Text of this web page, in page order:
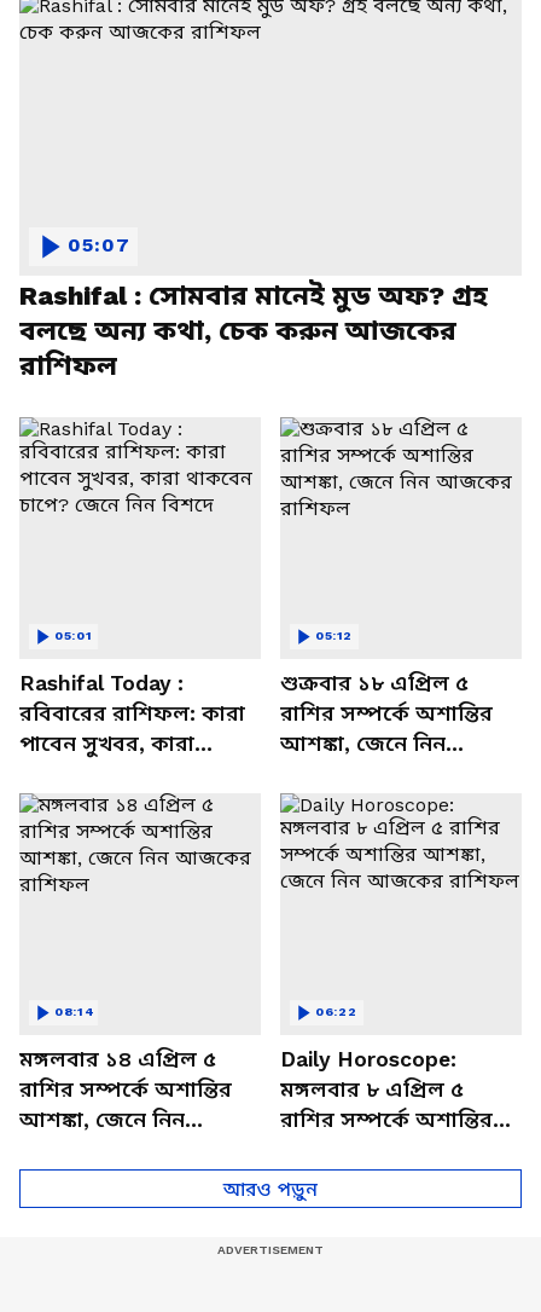
Rashifal : সোমবার মানেই মুড অফ? গ্রহ
বলছে অন্য কথা, চেক করুন আজকের
রাশিফল
05:07
Rashifal Today :
রবিবারের রাশিফল: কারা
পাবেন সুখবর, কারা
বিশদে
05:01
শুক্রবার ১৮ এপ্রিল ৫
রাশির সম্পর্কে অশান্তির
আশঙ্কা, জেনে নিন
05:12
মঙ্গলবার ১৪ এপ্রিল ৫
রাশির সম্পর্কে অশান্তির
আশঙ্কা, জেনে নিন
08:14
Daily Horoscope:
মঙ্গলবার ৮ এপ্রিল ৫
রাশির সম্পর্কে অশান্তির
আজকের রাশিফল
06:22
আরও পড়ুন